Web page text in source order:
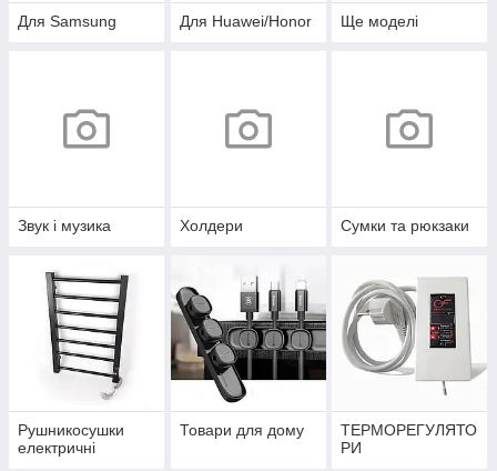
Для Samsung Для Huawei/Honor Ще моделі
Звук і музика Холдери Сумки та рюкзаки
Рушникосушки
електричні
Товари для дому
ТЕРМОРЕГУЛЯТО
РИ